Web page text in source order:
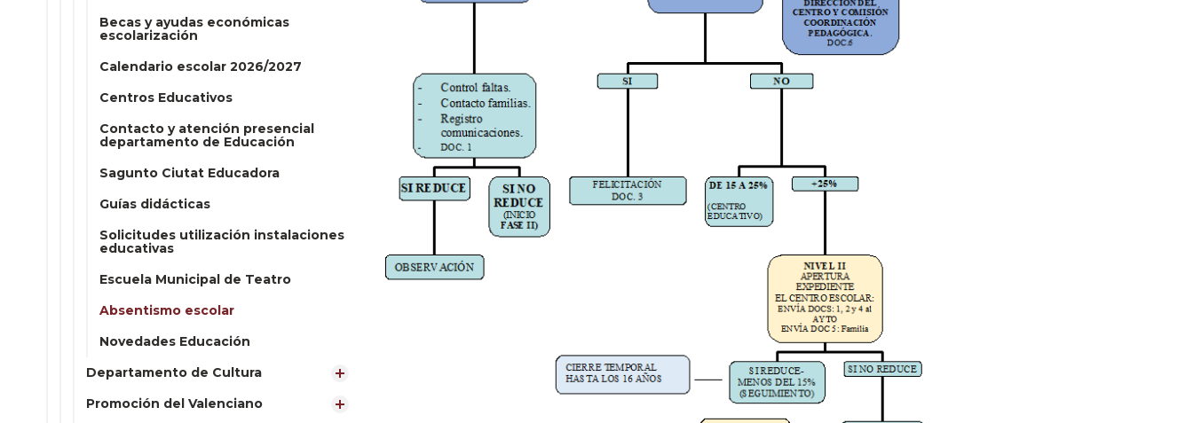
Becas y ayudas económicas
escolarización
Calendario escolar 2026/2027
Centros Educativos
Contacto y atención presencial
departamento de Educación
Sagunto Ciutat Educadora
Guías didácticas
Solicitudes utilización instalaciones
educativas
Escuela Municipal de Teatro
Absentismo escolar
Novedades Educación
Departamento de Cultura
Promoción del Valenciano